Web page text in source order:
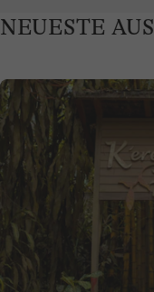
NEUESTE